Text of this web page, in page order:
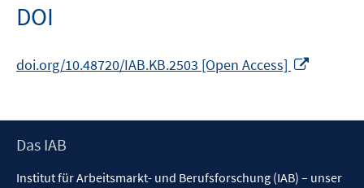
DOI
doi.org/10.48720/IAB.KB.2503 [Open Access]
öffnen
Footer
Das IAB
Institut für Arbeitsmarkt- und Berufsforschung (IAB) – unser